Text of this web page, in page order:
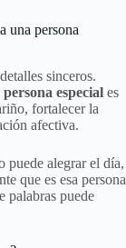
una persona
sinceros.
especial es
fortalecer la
afectiva.
puede alegrar el día,
que es esa persona
palabras puede